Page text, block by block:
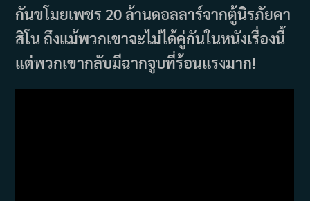
กันขโมยเพชร 20 ล้านดอลลาร์จากตู้นิรภัยคา
สิโน ถึงแม้พวกเขาจะไม่ได้คู่กันในหนังเรื่องนี้
แต่พวกเขากลับมีฉากจูบที่ร้อนแรงมาก!